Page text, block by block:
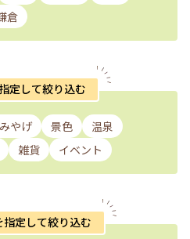
倉
定して絞り込む
やげ 景色
温泉
雑貨 イベント
指定して絞り込む